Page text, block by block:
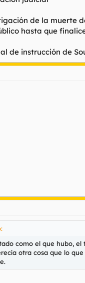
de la muerte
hasta que
de instrucción de
como el que hubo,
otra cosa que lo que